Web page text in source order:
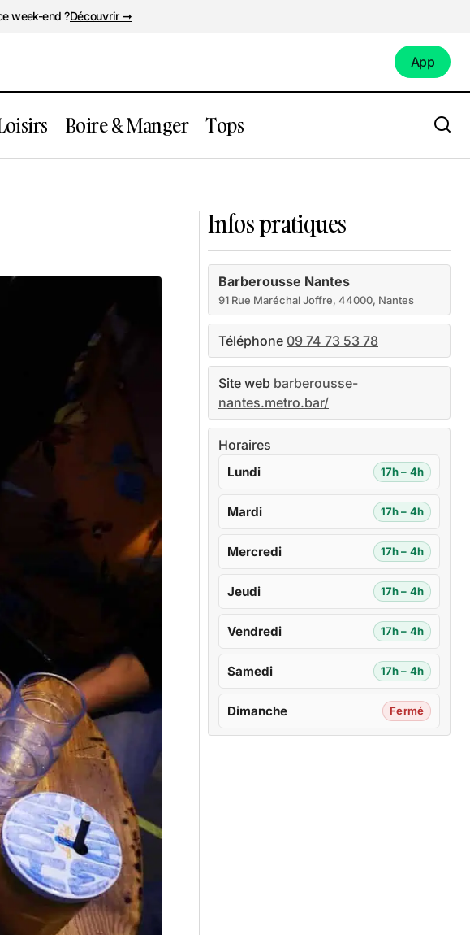
week-end ?Découvrir ➞
App
Boire & Manger Tops
Infos pratiques
Barberousse Nantes
91 Rue Maréchal Joffre, 44000, Nantes
Téléphone 09 74 73 53 78
Site web barberousse-
nantes.metro.bar/
Horaires
Lundi 17h – 4h
Mardi 17h – 4h
Mercredi 17h – 4h
Jeudi 17h – 4h
Vendredi 17h – 4h
Samedi 17h – 4h
Dimanche Fermé